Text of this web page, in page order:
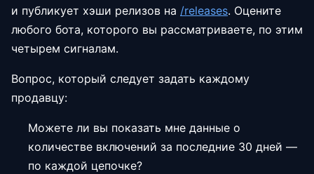
и публикует хэши релизов на /releases. Оцените
любого бота, которого вы рассматриваете, по этим
четырем сигналам.
Вопрос, который следует задать каждому
продавцу:
Можете ли вы показать мне данные о
количестве включений за последние 30 дней —
по каждой цепочке?